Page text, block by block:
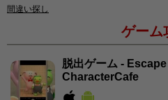
間違い探し
ゲーム
脱出ゲーム -
CharacterCafe